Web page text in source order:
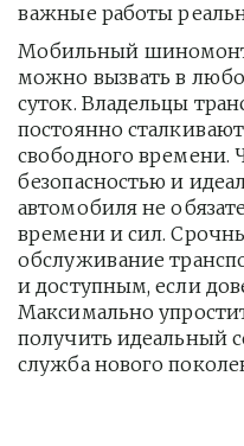
важные работы
Мобильный
можно вызвать в
суток. Владельцы
постоянно
свободного времени.
безопасностью и
автомобиля не
времени и сил.
обслуживание
и доступным, если
Максимально
получить идеальный
служба нового